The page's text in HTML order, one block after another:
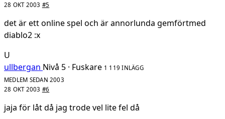
28 OKT 2003 #5
det är ett online spel och är annorlunda gemförtmed
diablo2 :x
U
ullbergan Nivå 5 · Fuskare 1 119 INLÄGG
MEDLEM SEDAN 2003
28 OKT 2003 #6
jaja för låt då jag trode vel lite fel då